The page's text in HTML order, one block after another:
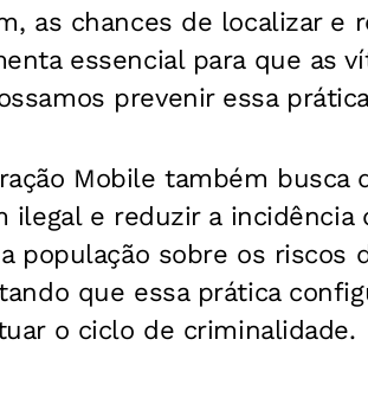
as chances de localizar e
essencial para que as
prevenir essa
Mobile também
ilegal e reduzir a
população sobre os riscos
que essa prática
o ciclo de criminalidade.